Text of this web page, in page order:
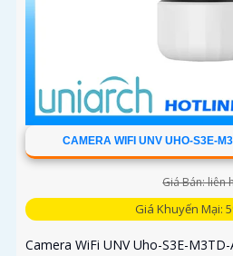
CAMERA WIFI UNV UHO-S3E-
Giá Bán: liên
Giá Khuyến Mại:
Camera WiFi UNV Uho-S3E-